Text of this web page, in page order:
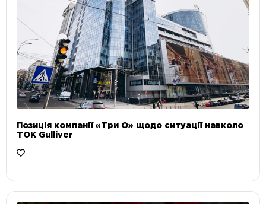
Позиція компанії «Три О» щодо ситуації навколо
ТОК Gulliver